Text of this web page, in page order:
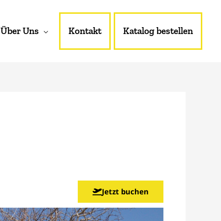
Über Uns Kontakt Katalog bestellen
Jetzt buchen